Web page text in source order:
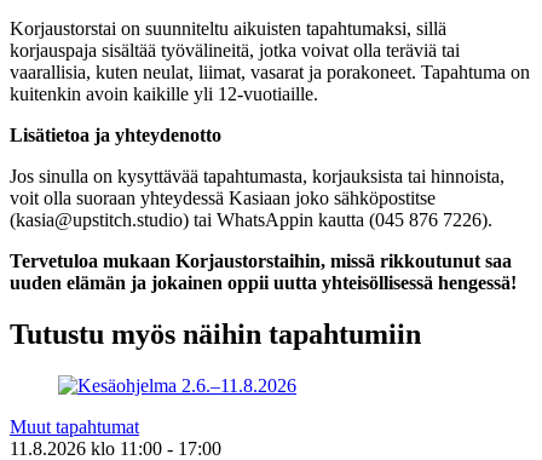
Korjaustorstai on suunniteltu aikuisten tapahtumaksi, sillä
korjauspaja sisältää työvälineitä, jotka voivat olla teräviä tai
vaarallisia, kuten neulat, liimat, vasarat ja porakoneet. Tapahtuma on
kuitenkin avoin kaikille yli 12-vuotiaille.
Lisätietoa ja yhteydenotto
Jos sinulla on kysyttävää tapahtumasta, korjauksista tai hinnoista,
voit olla suoraan yhteydessä Kasiaan joko sähköpostitse
(kasia@upstitch.studio) tai WhatsAppin kautta (045 876 7226).
Tervetuloa mukaan Korjaustorstaihin, missä rikkoutunut saa
uuden elämän ja jokainen oppii uutta yhteisöllisessä hengessä!
Tutustu myös näihin tapahtumiin
Muut tapahtumat
11.8.2026 klo 11:00 - 17:00